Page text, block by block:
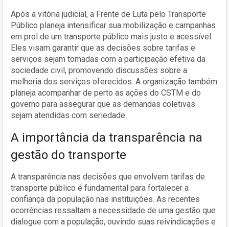
Após a vitória judicial, a Frente de Luta pelo Transporte
Público planeja intensificar sua mobilização e campanhas
em prol de um transporte público mais justo e acessível.
Eles visam garantir que as decisões sobre tarifas e
serviços sejam tomadas com a participação efetiva da
sociedade civil, promovendo discussões sobre a
melhoria dos serviços oferecidos. A organização também
planeja acompanhar de perto as ações do CSTM e do
governo para assegurar que as demandas coletivas
sejam atendidas com seriedade.
A importância da transparência na
gestão do transporte
A transparência nas decisões que envolvem tarifas de
transporte público é fundamental para fortalecer a
confiança da população nas instituições. As recentes
ocorrências ressaltam a necessidade de uma gestão que
dialogue com a população, ouvindo suas reivindicações e